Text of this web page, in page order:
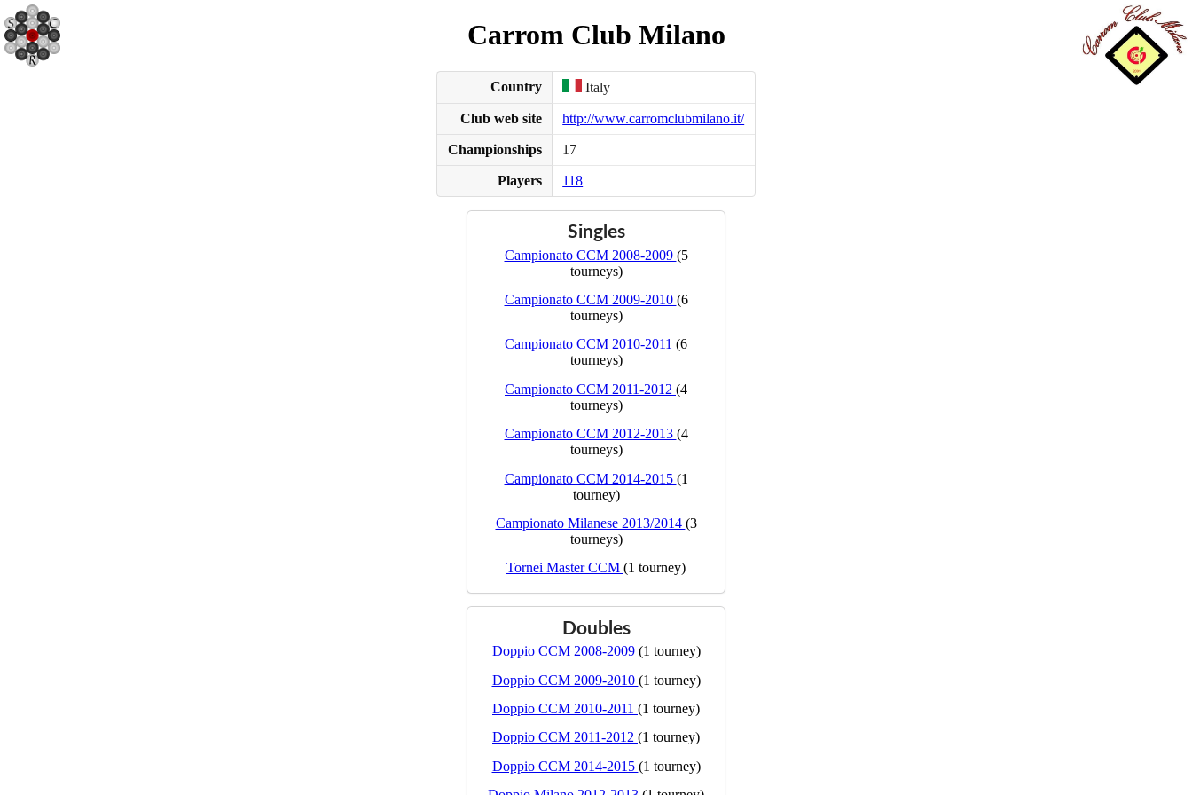
Carrom Club Milano
Country Italy
Club web site http://www.carromclubmilano.it/
Championships 17
Players 118
Singles
Campionato CCM 2008-2009 (5
tourneys)
Campionato CCM 2009-2010 (6
tourneys)
Campionato CCM 2010-2011 (6
tourneys)
Campionato CCM 2011-2012 (4
tourneys)
Campionato CCM 2012-2013 (4
tourneys)
Campionato CCM 2014-2015 (1
tourney)
Campionato Milanese 2013/2014 (3
tourneys)
Tornei Master CCM (1 tourney)
Doubles
Doppio CCM 2008-2009 (1 tourney)
Doppio CCM 2009-2010 (1 tourney)
Doppio CCM 2010-2011 (1 tourney)
Doppio CCM 2011-2012 (1 tourney)
Doppio CCM 2014-2015 (1 tourney)